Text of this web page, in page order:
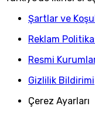
Şartlar ve
Reklam
Resmi
Gizlilik Bildirimi
Çerez Ayarları